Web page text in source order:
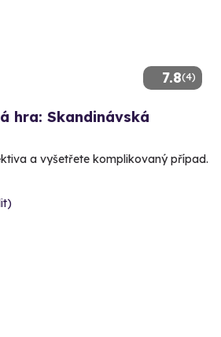
7.8(4)
hra: Skandinávská
a vyšetřete komplikovaný případ.